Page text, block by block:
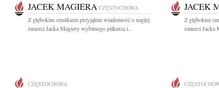
JACEK MAGIERA CZĘSTOCHOWA
Z głębokim smutkiem przyjąłem wiadomość o nagłej
śmierci Jacka Magiery wybitnego piłkarza i...
JACEK
Z głębokim
śmierci Jacka
CZĘSTOCHOWA